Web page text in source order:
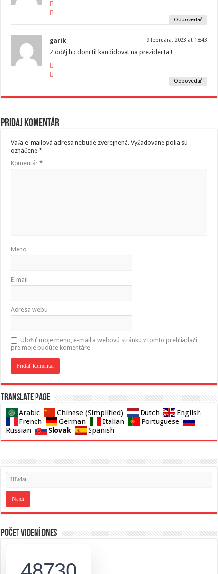
Odpovedať
garik 9 februára, 2023 at 18:43
Zloděj ho donutil kandidovat na prezidenta !
Odpovedať
Pridaj komentár
Vaša e-mailová adresa nebude zverejnená. Vyžadované polia sú
označené*
Komentár*
Meno
E-mail
Adresa webu
Uložiť moje meno, e-mail a webovú stránku v tomto prehliadači
pre moje budúce komentáre.
Translate page
Arabic Chinese (Simplified) Dutch
English
French
German Italian
Portuguese
Russian
Slovak Spanish
Počet videní dnes